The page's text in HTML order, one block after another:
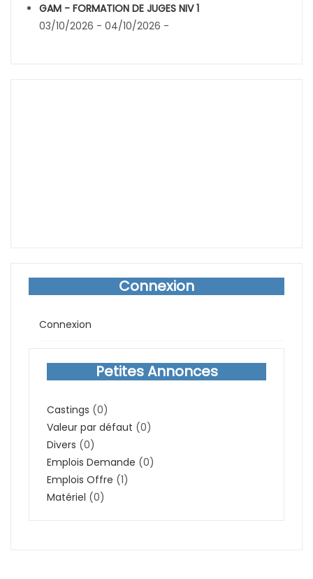
GAM - FORMATION DE JUGES NIV 1
03/10/2026 - 04/10/2026 -
Connexion
Connexion
Petites Annonces
Castings (0)
Valeur par défaut (0)
Divers (0)
Emplois Demande (0)
Emplois Offre (1)
Matériel (0)